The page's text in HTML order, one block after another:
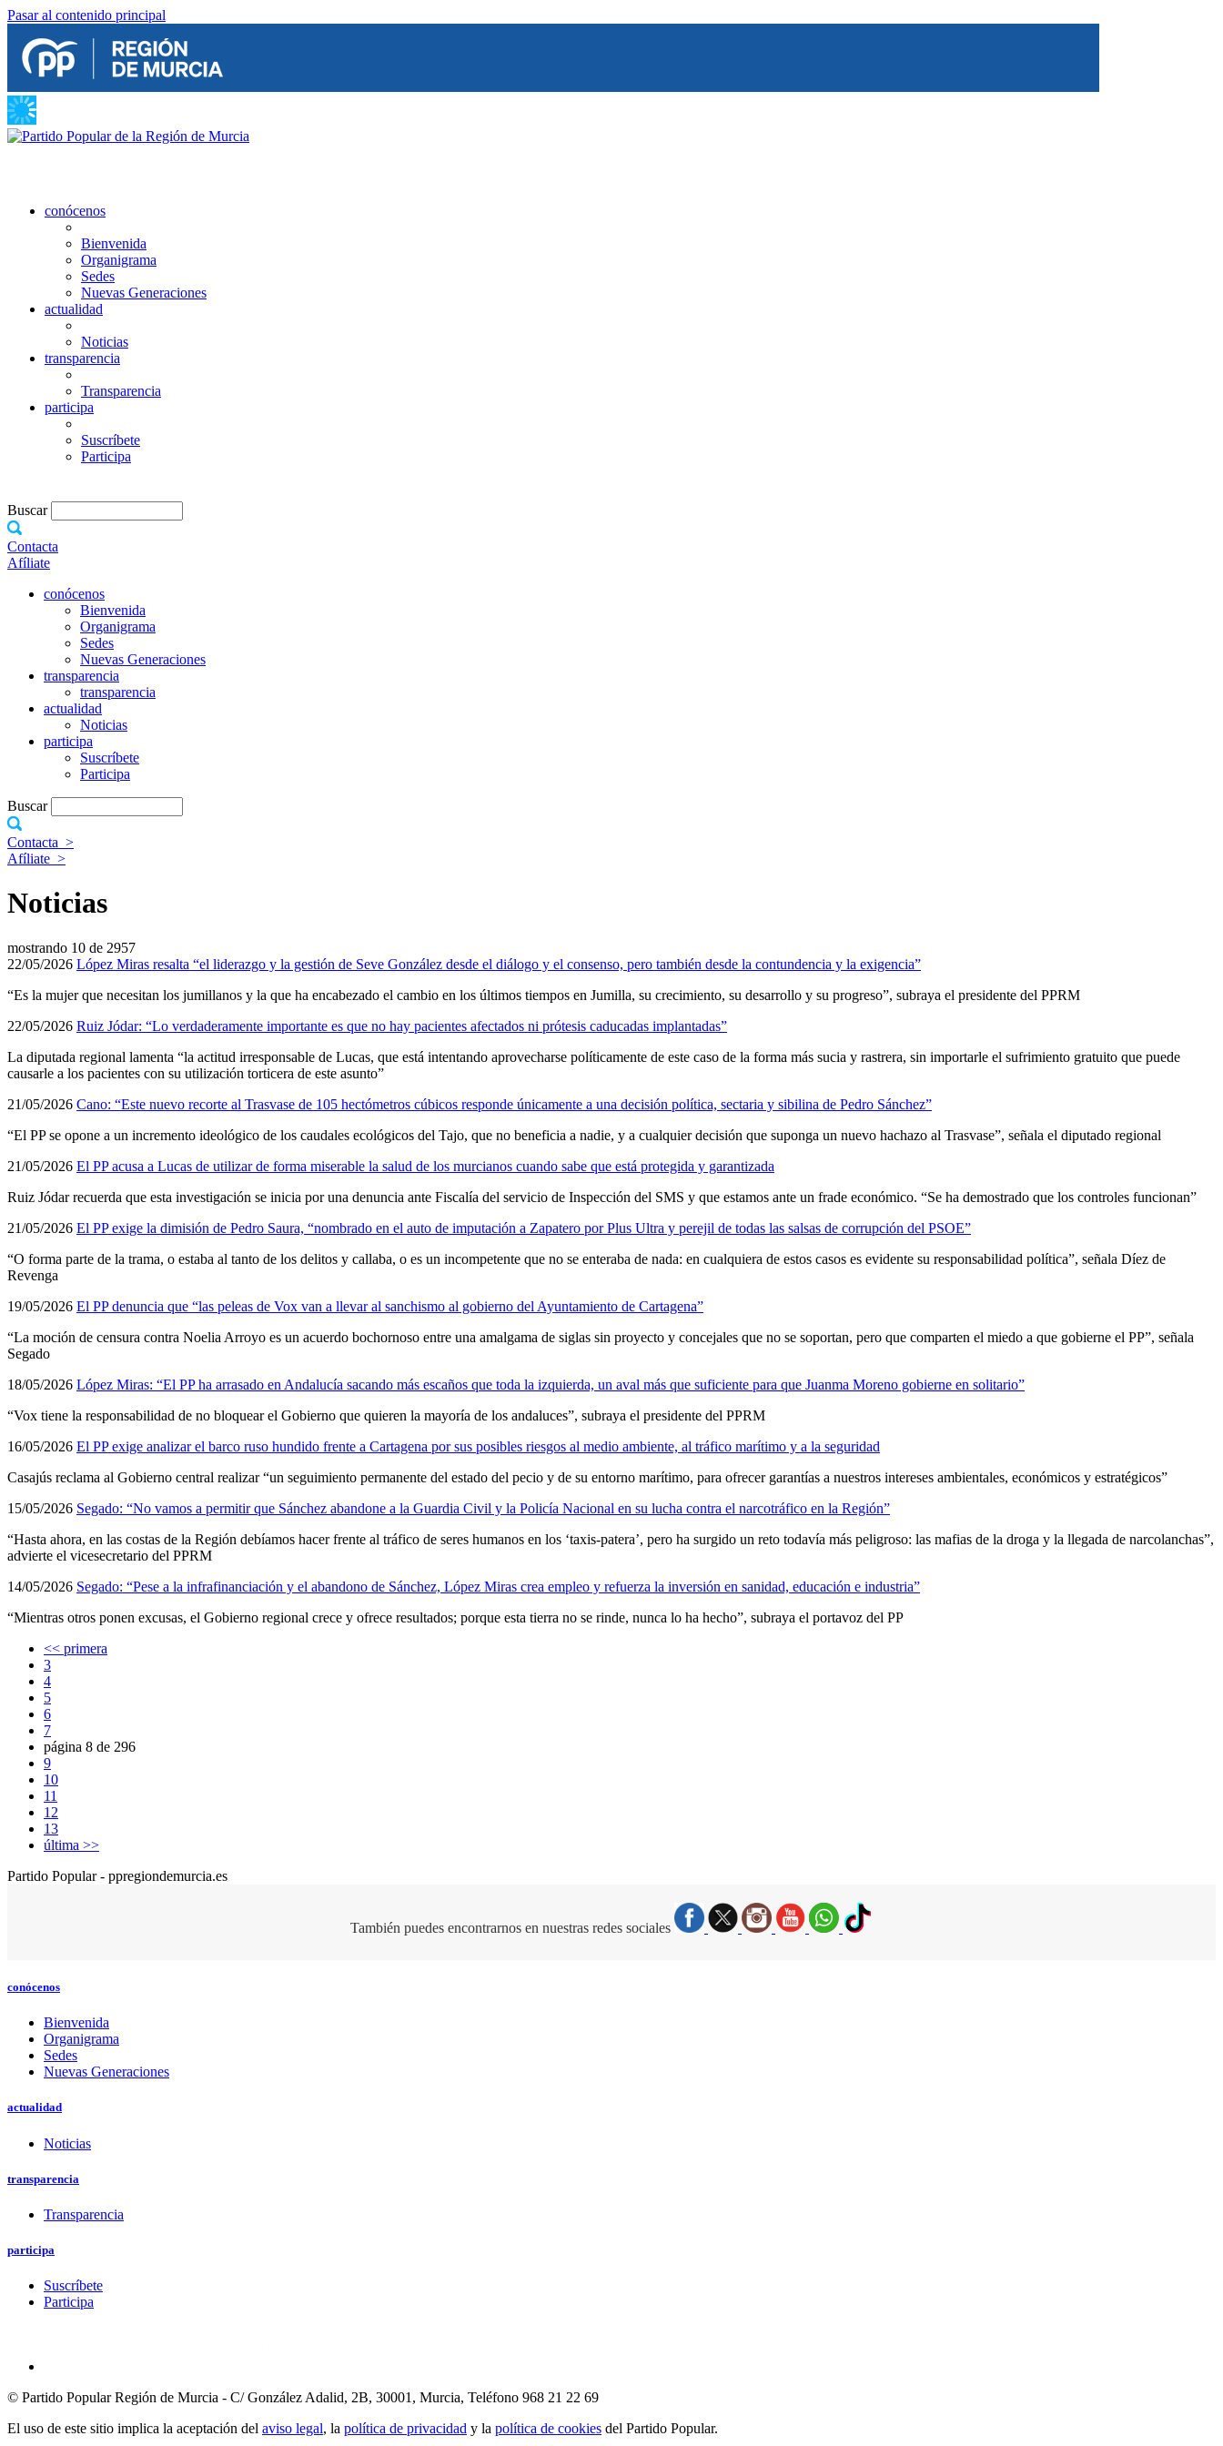
Pasar al contenido principal
conócenos
Bienvenida
Organigrama
Sedes
Nuevas Generaciones
actualidad
Noticias
transparencia
Transparencia
participa
Suscríbete
Participa
Buscar
Contacta
Afíliate
conócenos
Bienvenida
Organigrama
Sedes
Nuevas Generaciones
transparencia
transparencia
actualidad
Noticias
participa
Suscríbete
Participa
Buscar
Contacta >
Afíliate >
Noticias
mostrando 10 de 2957
22/05/2026 López Miras resalta “el liderazgo y la gestión de Seve González desde el diálogo y el consenso, pero también desde la contundencia y la exigencia”
“Es la mujer que necesitan los jumillanos y la que ha encabezado el cambio en los últimos tiempos en Jumilla, su crecimiento, su desarrollo y su progreso”, subraya el presidente del PPRM
22/05/2026 Ruiz Jódar: “Lo verdaderamente importante es que no hay pacientes afectados ni prótesis caducadas implantadas”
La diputada regional lamenta “la actitud irresponsable de Lucas, que está intentando aprovecharse políticamente de este caso de la forma más sucia y rastrera, sin importarle el sufrimiento gratuito que puede
causarle a los pacientes con su utilización torticera de este asunto”
21/05/2026 Cano: “Este nuevo recorte al Trasvase de 105 hectómetros cúbicos responde únicamente a una decisión política, sectaria y sibilina de Pedro Sánchez”
“El PP se opone a un incremento ideológico de los caudales ecológicos del Tajo, que no beneficia a nadie, y a cualquier decisión que suponga un nuevo hachazo al Trasvase”, señala el diputado regional
21/05/2026 El PP acusa a Lucas de utilizar de forma miserable la salud de los murcianos cuando sabe que está protegida y garantizada
Ruiz Jódar recuerda que esta investigación se inicia por una denuncia ante Fiscalía del servicio de Inspección del SMS y que estamos ante un frade económico. “Se ha demostrado que los controles funcionan”
21/05/2026 El PP exige la dimisión de Pedro Saura, “nombrado en el auto de imputación a Zapatero por Plus Ultra y perejil de todas las salsas de corrupción del PSOE”
“O forma parte de la trama, o estaba al tanto de los delitos y callaba, o es un incompetente que no se enteraba de nada: en cualquiera de estos casos es evidente su responsabilidad política”, señala Díez de
Revenga
19/05/2026 El PP denuncia que “las peleas de Vox van a llevar al sanchismo al gobierno del Ayuntamiento de Cartagena”
“La moción de censura contra Noelia Arroyo es un acuerdo bochornoso entre una amalgama de siglas sin proyecto y concejales que no se soportan, pero que comparten el miedo a que gobierne el PP”, señala
Segado
18/05/2026 López Miras: “El PP ha arrasado en Andalucía sacando más escaños que toda la izquierda, un aval más que suficiente para que Juanma Moreno gobierne en solitario”
“Vox tiene la responsabilidad de no bloquear el Gobierno que quieren la mayoría de los andaluces”, subraya el presidente del PPRM
16/05/2026 El PP exige analizar el barco ruso hundido frente a Cartagena por sus posibles riesgos al medio ambiente, al tráfico marítimo y a la seguridad
Casajús reclama al Gobierno central realizar “un seguimiento permanente del estado del pecio y de su entorno marítimo, para ofrecer garantías a nuestros intereses ambientales, económicos y estratégicos”
15/05/2026 Segado: “No vamos a permitir que Sánchez abandone a la Guardia Civil y la Policía Nacional en su lucha contra el narcotráfico en la Región”
“Hasta ahora, en las costas de la Región debíamos hacer frente al tráfico de seres humanos en los ‘taxis-patera’, pero ha surgido un reto todavía más peligroso: las mafias de la droga y la llegada de narcolanchas”,
advierte el vicesecretario del PPRM
14/05/2026 Segado: “Pese a la infrafinanciación y el abandono de Sánchez, López Miras crea empleo y refuerza la inversión en sanidad, educación e industria”
“Mientras otros ponen excusas, el Gobierno regional crece y ofrece resultados; porque esta tierra no se rinde, nunca lo ha hecho”, subraya el portavoz del PP
<< primera
3
4
5
6
7
página 8 de 296
9
10
11
12
13
última >>
Partido Popular - ppregiondemurcia.es
También puedes encontrarnos en nuestras redes sociales
conócenos
Bienvenida
Organigrama
Sedes
Nuevas Generaciones
actualidad
Noticias
transparencia
Transparencia
participa
Suscríbete
Participa
© Partido Popular Región de Murcia - C/ González Adalid, 2B, 30001, Murcia, Teléfono 968 21 22 69
El uso de este sitio implica la aceptación del aviso legal, la política de privacidad y la política de cookies del Partido Popular.